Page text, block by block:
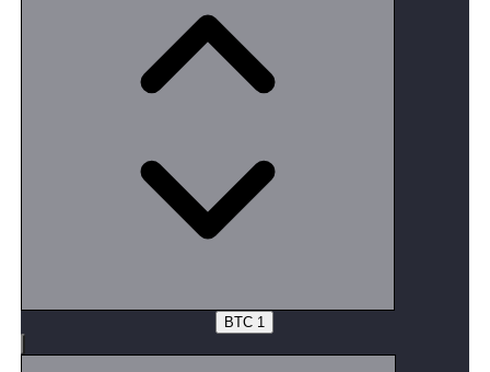
‘nun üretime daha fazla önem vermesi nedeniyle
kalitesi eskisinden daha kötü hale geldi ve
müşterilerinden şikayet alma oranları arttı. Neyse ki,
şikayet sorununa önem vererek “
‘daki dalgalar durmadı,2020 Aralık
Meizu’nun para kazanmak için cep
karışmadığını açıklansada, insanların
eğilimlerini de büyük ölçüde azalttı.